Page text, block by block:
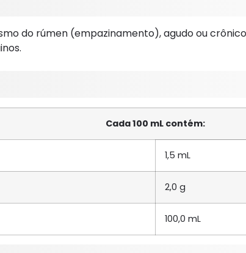
do rúmen (empazinamento), agudo ou
Cada 100 mL contém:
1,5 mL
2,0 g
100,0 mL